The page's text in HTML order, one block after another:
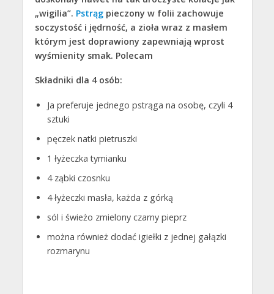
„wigilia”. Pstrąg pieczony w folii zachowuje
soczystość i jędrność, a zioła wraz z masłem
którym jest doprawiony zapewniają wprost
wyśmienity smak. Polecam
Składniki dla 4 osób:
Ja preferuje jednego pstrąga na osobę, czyli 4
sztuki
pęczek natki pietruszki
1 łyżeczka tymianku
4 ząbki czosnku
4 łyżeczki masła, każda z górką
sól i świeżo zmielony czarny pieprz
można również dodać igiełki z jednej gałązki
rozmarynu